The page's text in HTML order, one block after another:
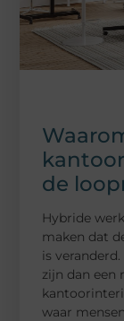
de
Hybride
maken dat
is
zijn dan een
waar